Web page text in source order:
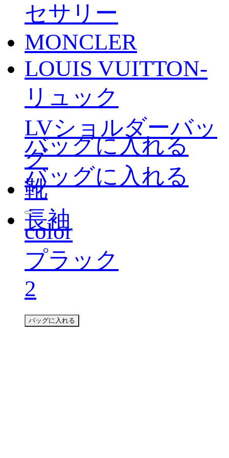
セサリー
MONCLER
LOUIS VUITTON-
リュック
LVショルダーバッ
グ
靴
長袖
バッグに入れる
バッグに入れる
color
プラック
2
バッグに入れる